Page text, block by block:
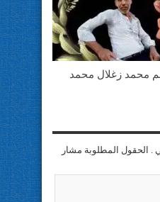
محمد زغلال محمد
. الحقول المطلوبة مشار